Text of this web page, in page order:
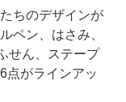
ちのデザインが
ペン、はさみ、
せん、ステープ
点がラインアッ